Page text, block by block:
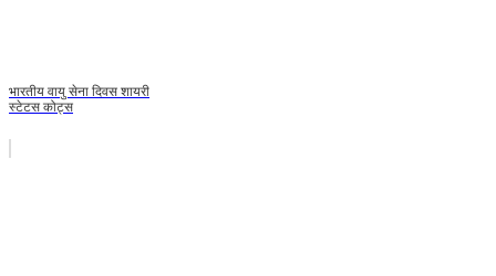
भारतीय वायु सेना दिवस शायरी
स्टेटस कोट्स